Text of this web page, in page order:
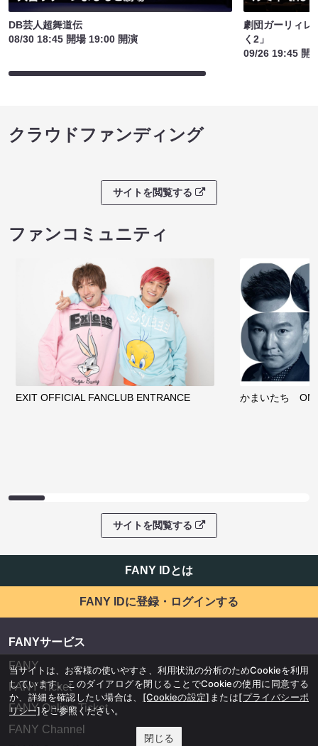
DB芸人超舞道伝
08/30 18:45 開場 19:00 開演
劇団ガーリィレ
く2」
09/26 19:45 開
クラウドファンディング
サイトを閲覧する
ファンコミュニティ
EXIT OFFICIAL FANCLUB ENTRANCE かまいたち
サイトを閲覧する
FANY IDとは
FANY IDに登録・ログインする
FANYサービス
FANY
FANY Ticket
FANY Online Ticket
FANY Channel
当サイトは、お客様の使いやすさ、利用状況の分析のためCookieを利用
しています。このダイアログを閉じることでCookieの使用に同意する
か、詳細を確認したい場合は、 [Cookieの設定] または[プライバシーポ
リシー]をご参照ください。
閉じる